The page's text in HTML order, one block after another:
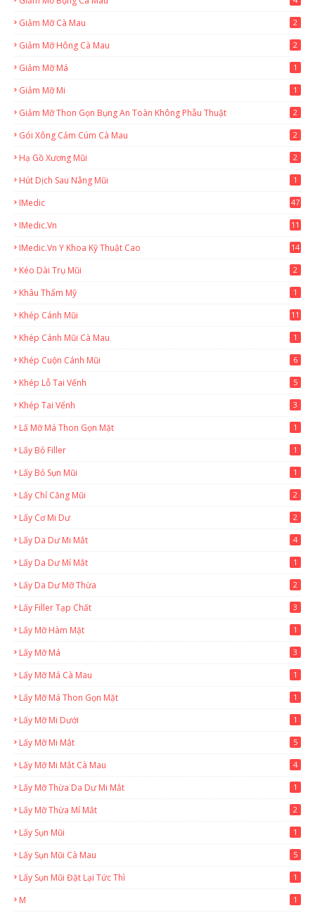
Giảm Mỡ Cà Mau 2
Giảm Mỡ Hông Cà Mau 2
Giảm Mỡ Má 1
Giảm Mỡ Mi 1
Giảm Mỡ Thon Gọn Bụng An Toàn Không Phẫu Thuật 2
Gói Xông Cảm Cúm Cà Mau 2
Hạ Gồ Xương Mũi 2
Hút Dịch Sau Nâng Mũi 1
IMedic 47
IMedic.vn
11
IMedic.vn Y Khoa Kỹ Thuật Cao 14
Kéo Dài Trụ Mũi 2
Khâu Thẩm Mỹ 1
Khép Cánh Mũi 11
Khép Cánh Mũi Cà Mau 1
Khép Cuộn Cánh Mũi 6
Khép Lỗ Tai Vểnh 5
Khép Tai Vểnh 3
Lấ Mỡ Má Thon Gọn Mặt 1
Lấy Bỏ Filler 1
Lấy Bỏ Sụn Mũi 1
Lấy Chỉ Căng Mũi 2
Lấy Cơ Mi Dư 2
Lấy Da Dư Mi Mắt 4
Lấy Da Dư Mí Mắt 1
Lấy Da Dư Mỡ Thừa 2
Lấy Filler Tạp Chất 3
Lấy Mỡ Hàm Mặt 1
Lấy Mỡ Má 3
Lấy Mỡ Má Cà Mau 1
Lấy Mỡ Má Thon Gọn Mặt 1
Lấy Mỡ Mi Dưới 1
Lấy Mỡ Mi Mắt 5
Lấy Mỡ Mi Mắt Cà Mau 4
Lấy Mỡ Thừa Da Dư Mi Mắt 1
Lấy Mỡ Thừa Mí Mắt 2
Lấy Sụn Mũi 1
Lấy Sụn Mũi Cà Mau 5
Lấy Sụn Mũi Đặt Lại Tức Thì 1
M 1